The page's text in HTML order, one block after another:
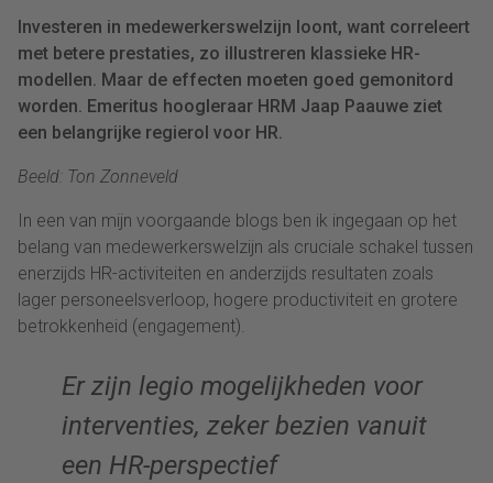
Investeren in medewerkerswelzijn loont, want correleert
met betere prestaties, zo illustreren klassieke HR-
modellen. Maar de effecten moeten goed gemonitord
worden. Emeritus hoogleraar HRM Jaap Paauwe ziet
een belangrijke regierol voor HR.
Beeld: Ton Zonneveld
In een van mijn voorgaande blogs ben ik ingegaan op het
belang van medewerkerswelzijn als cruciale schakel tussen
enerzijds HR-activiteiten en anderzijds resultaten zoals
lager personeelsverloop, hogere productiviteit en grotere
betrokkenheid (engagement).
Er zijn legio mogelijkheden voor
interventies, zeker bezien vanuit
een HR-perspectief